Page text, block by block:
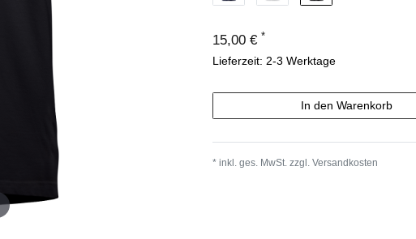
15,00 € *
Lieferzeit: 2-3 Werktage
In den Warenkorb
* inkl. ges. MwSt. zzgl. Versandkosten